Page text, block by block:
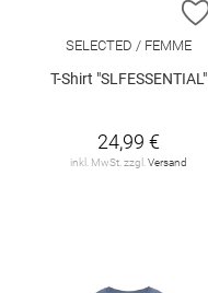
SELECTED / FEMME
T-Shirt "SLFESSENTIAL"
24,99 €
inkl. MwSt. zzgl. Versand